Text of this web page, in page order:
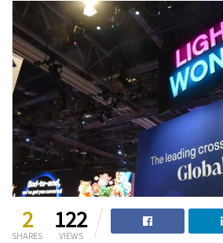
2
SHARES
122
VIEWS